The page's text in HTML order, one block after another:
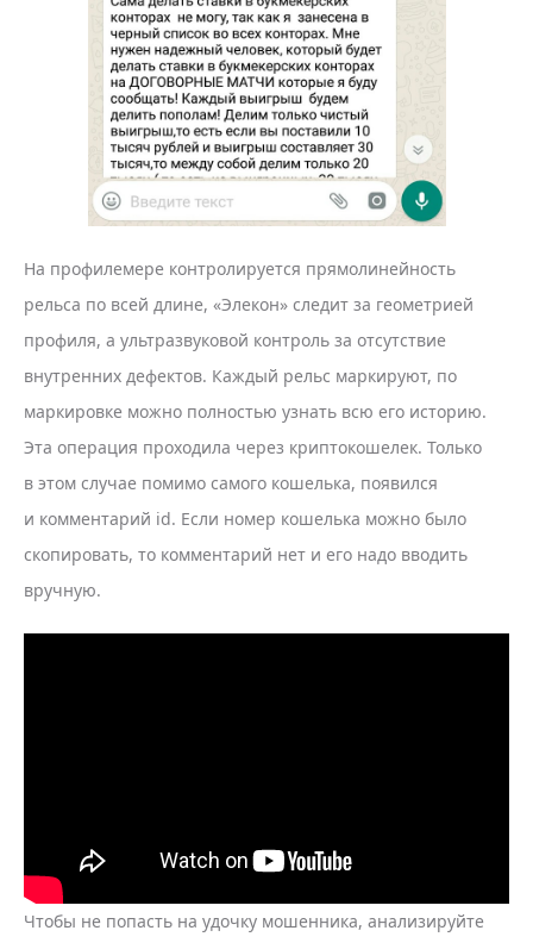
На профилемере контролируется прямолинейность
рельса по всей длине, «Элекон» следит за геометрией
профиля, а ультразвуковой контроль за отсутствие
внутренних дефектов. Каждый рельс маркируют, по
маркировке можно полностью узнать всю его историю.
Эта операция проходила через криптокошелек. Только
в этом случае помимо самого кошелька, появился
и комментарий id. Если номер кошелька можно было
скопировать, то комментарий нет и его надо вводить
вручную.
Чтобы не попасть на удочку мошенника, анализируйте